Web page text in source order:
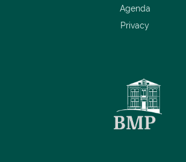
Agenda
Privacy